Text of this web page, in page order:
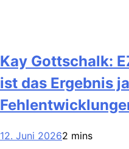
Kay Gottschalk:
ist das Ergebnis
12. Juni 20262 mins